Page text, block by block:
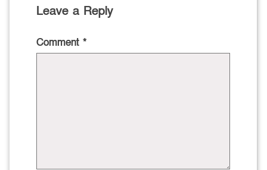
Leave a Reply
Comment *